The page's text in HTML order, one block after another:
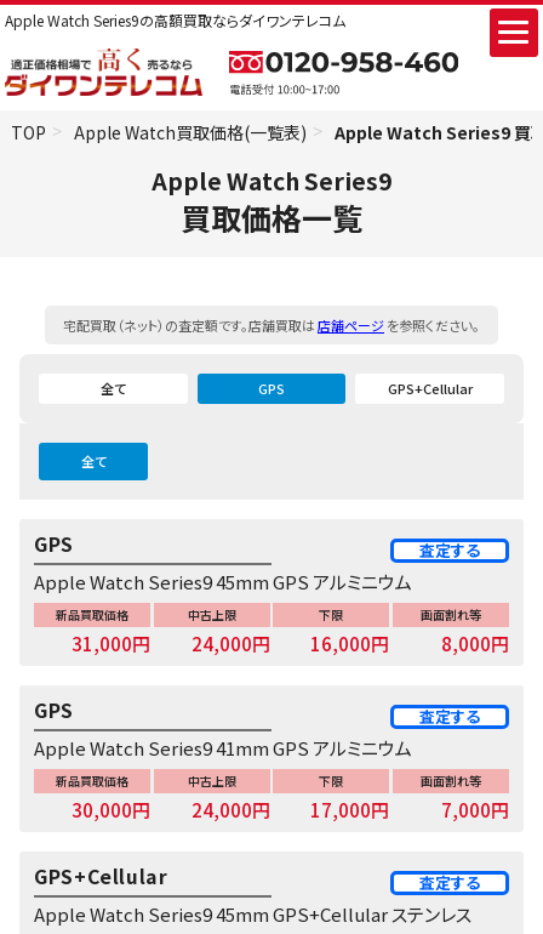
Apple Watch Series9の高額買取ならダイワンテレコム
TOP Apple Watch買取価格(一覧表) Apple Watch Series9 買
Apple Watch Series9
買取価格一覧
宅配買取（ネット）の査定額です。店舗買取は店舗ページを参照ください。
全て GPS GPS+Cellular
全て
Apple Watch Series9 45mm GPS アルミニウム
GPS 査定する
新品買取価格
31,000円
中古上限
24,000円
下限
16,000円
画面割れ等
8,000円
Apple Watch Series9 41mm GPS アルミニウム
GPS 査定する
新品買取価格
30,000円
中古上限
24,000円
下限
17,000円
画面割れ等
7,000円
Apple Watch Series9 45mm GPS+Cellular ステンレス
GPS+Cellular 査定する